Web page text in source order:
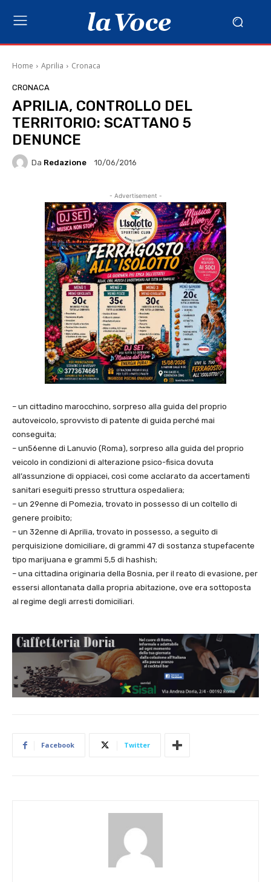
Home Aprilia Cronaca
CRONACA
APRILIA, CONTROLLO DEL
TERRITORIO: SCATTANO 5
DENUNCE
Da Redazione 10/06/2016
- Advertisement -
– un cittadino marocchino, sorpreso alla guida del proprio
autoveicolo, sprovvisto di patente di guida perché mai
conseguita;
– un56enne di Lanuvio (Roma), sorpreso alla guida del proprio
veicolo in condizioni di alterazione psico-fisica dovuta
all’assunzione di oppiacei, così come acclarato da accertamenti
sanitari eseguiti presso struttura ospedaliera;
– un 29enne di Pomezia, trovato in possesso di un coltello di
genere proibito;
– un 32enne di Aprilia, trovato in possesso, a seguito di
perquisizione domiciliare, di grammi 47 di sostanza stupefacente
tipo marijuana e grammi 5,5 di hashish;
– una cittadina originaria della Bosnia, per il reato di evasione, per
essersi allontanata dalla propria abitazione, ove era sottoposta
al regime degli arresti domiciliari.
Facebook Twitter